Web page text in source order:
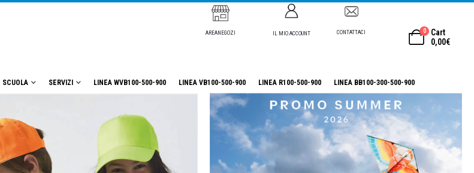
AREANEGOZI IL MIO ACCOUNT CONTATTACI 0
Cart
0,00€
SCUOLA SERVIZI LINEA WVB100-500-900 LINEA VB100-500-900 LINEA R100-500-900 LINEA BB100-300-500-900